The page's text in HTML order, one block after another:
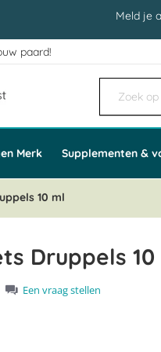
Meld je
paard!
Merk Supplementen &
10 ml
Druppels 10
Een vraag stellen